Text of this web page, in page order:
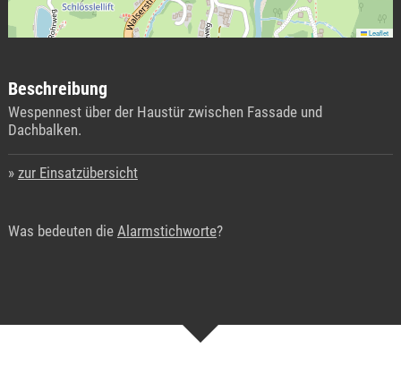
Leaflet
Beschreibung
Wespennest über der Haustür zwischen Fassade und
Dachbalken.
zur Einsatzübersicht
Was bedeuten die Alarmstichworte?